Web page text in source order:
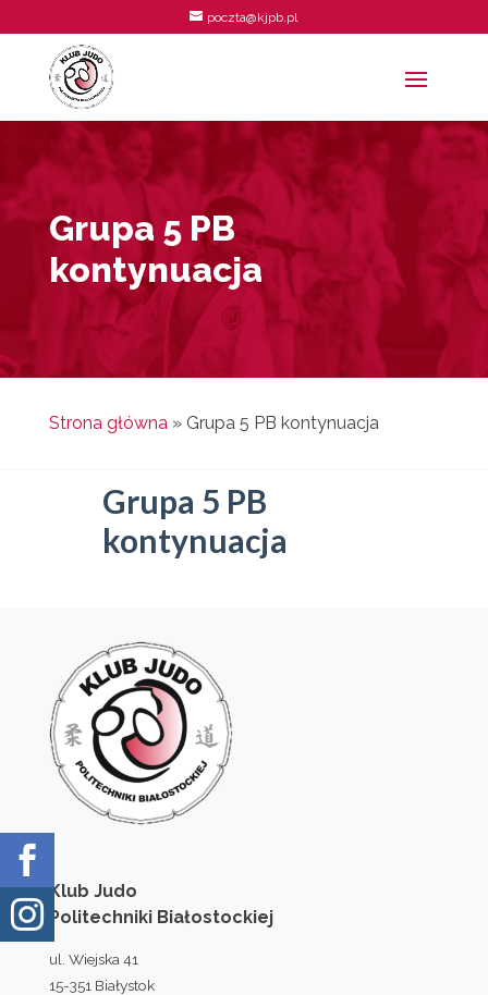
poczta@kjpb.pl


Grupa 5 PB
kontynuacja
Strona główna» Grupa 5 PB kontynuacja
Grupa 5 PB
kontynuacja
Klub Judo
Politechniki Białostockiej
ul. Wiejska 41
15-351 Białystok